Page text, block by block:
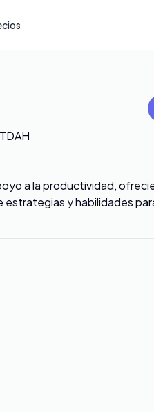
a la productividad,
estrategias y habilidades